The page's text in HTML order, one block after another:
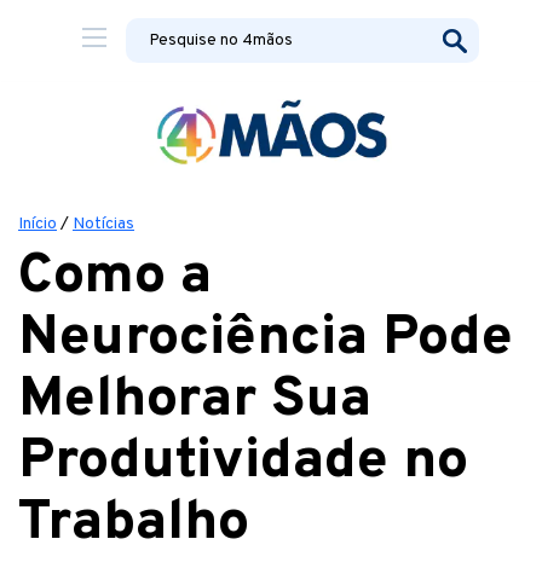
Início / Notícias
Como a
Neurociência Pode
Melhorar Sua
Produtividade no
Trabalho